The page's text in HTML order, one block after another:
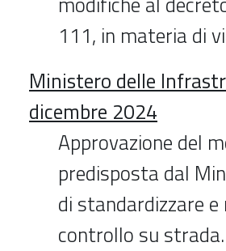
111, in materia di
Ministero delle
dicembre 2024
Approvazione del
predisposta dal
di standardizzare
controllo su